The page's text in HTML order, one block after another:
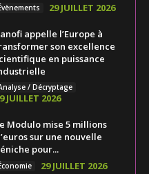
29 JUILLET 2026
appelle l’Europe à
son excellence
en puissance
/ Décryptage
JUILLET 2026
Modulo mise 5 millions
sur une nouvelle
pour...
29 JUILLET 2026